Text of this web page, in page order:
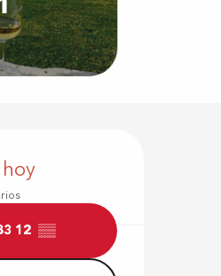
y
12 ▒▒